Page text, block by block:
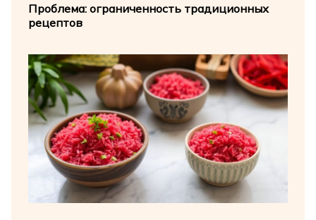
Проблема: ограниченность традиционных
рецептов